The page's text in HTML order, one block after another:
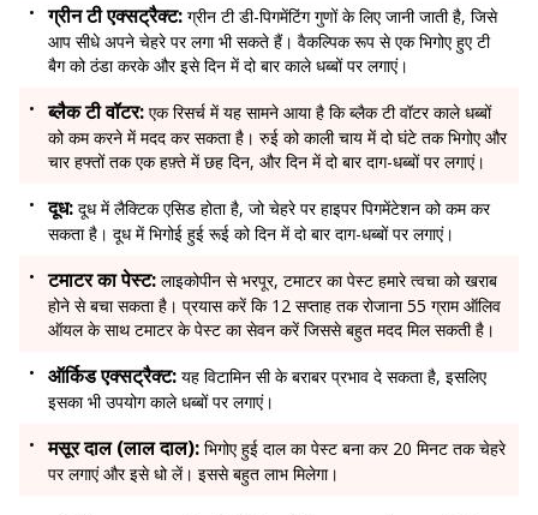
ग्रीन टी एक्सट्रैक्ट: ग्रीन टी डी-पिगमेंटिंग गुणों के लिए जानी जाती है, जिसे
आप सीधे अपने चेहरे पर लगा भी सकते हैं। वैकल्पिक रूप से एक भिगोए हुए टी
बैग को ठंडा करके और इसे दिन में दो बार काले धब्बों पर लगाएं।
ब्लैक टी वॉटर: एक रिसर्च में यह सामने आया है कि ब्लैक टी वॉटर काले धब्बों
को कम करने में मदद कर सकता है। रुई को काली चाय में दो घंटे तक भिगोए और
चार हफ्तों तक एक हफ़्ते में छह दिन, और दिन में दो बार दाग-धब्बों पर लगाएं।
दूध: दूध में लैक्टिक एसिड होता है, जो चेहरे पर हाइपर पिगमेंटेशन को कम कर
सकता है। दूध में भिगोई हुई रूई को दिन में दो बार दाग-धब्बों पर लगाएं।
टमाटर का पेस्ट: लाइकोपीन से भरपूर, टमाटर का पेस्ट हमारे त्वचा को खराब
होने से बचा सकता है। प्रयास करें कि 12 सप्ताह तक रोजाना 55 ग्राम ऑलिव
ऑयल के साथ टमाटर के पेस्ट का सेवन करें जिससे बहुत मदद मिल सकती है।
ऑर्किड एक्सट्रैक्ट: यह विटामिन सी के बराबर प्रभाव दे सकता है, इसलिए
इसका भी उपयोग काले धब्बों पर लगाएं।
मसूर दाल (लाल दाल): भिगोए हुई दाल का पेस्ट बना कर 20 मिनट तक चेहरे
पर लगाएं और इसे धो लें। इससे बहुत लाभ मिलेगा।